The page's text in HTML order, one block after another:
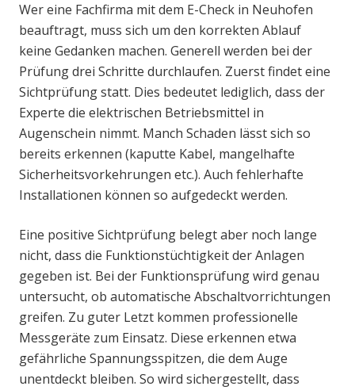
Wer eine Fachfirma mit dem E-Check in Neuhofen
beauftragt, muss sich um den korrekten Ablauf
keine Gedanken machen. Generell werden bei der
Prüfung drei Schritte durchlaufen. Zuerst findet eine
Sichtprüfung statt. Dies bedeutet lediglich, dass der
Experte die elektrischen Betriebsmittel in
Augenschein nimmt. Manch Schaden lässt sich so
bereits erkennen (kaputte Kabel, mangelhafte
Sicherheitsvorkehrungen etc.). Auch fehlerhafte
Installationen können so aufgedeckt werden.
Eine positive Sichtprüfung belegt aber noch lange
nicht, dass die Funktionstüchtigkeit der Anlagen
gegeben ist. Bei der Funktionsprüfung wird genau
untersucht, ob automatische Abschaltvorrichtungen
greifen. Zu guter Letzt kommen professionelle
Messgeräte zum Einsatz. Diese erkennen etwa
gefährliche Spannungsspitzen, die dem Auge
unentdeckt bleiben. So wird sichergestellt, dass